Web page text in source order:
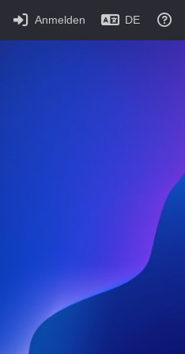
Anmelden DE